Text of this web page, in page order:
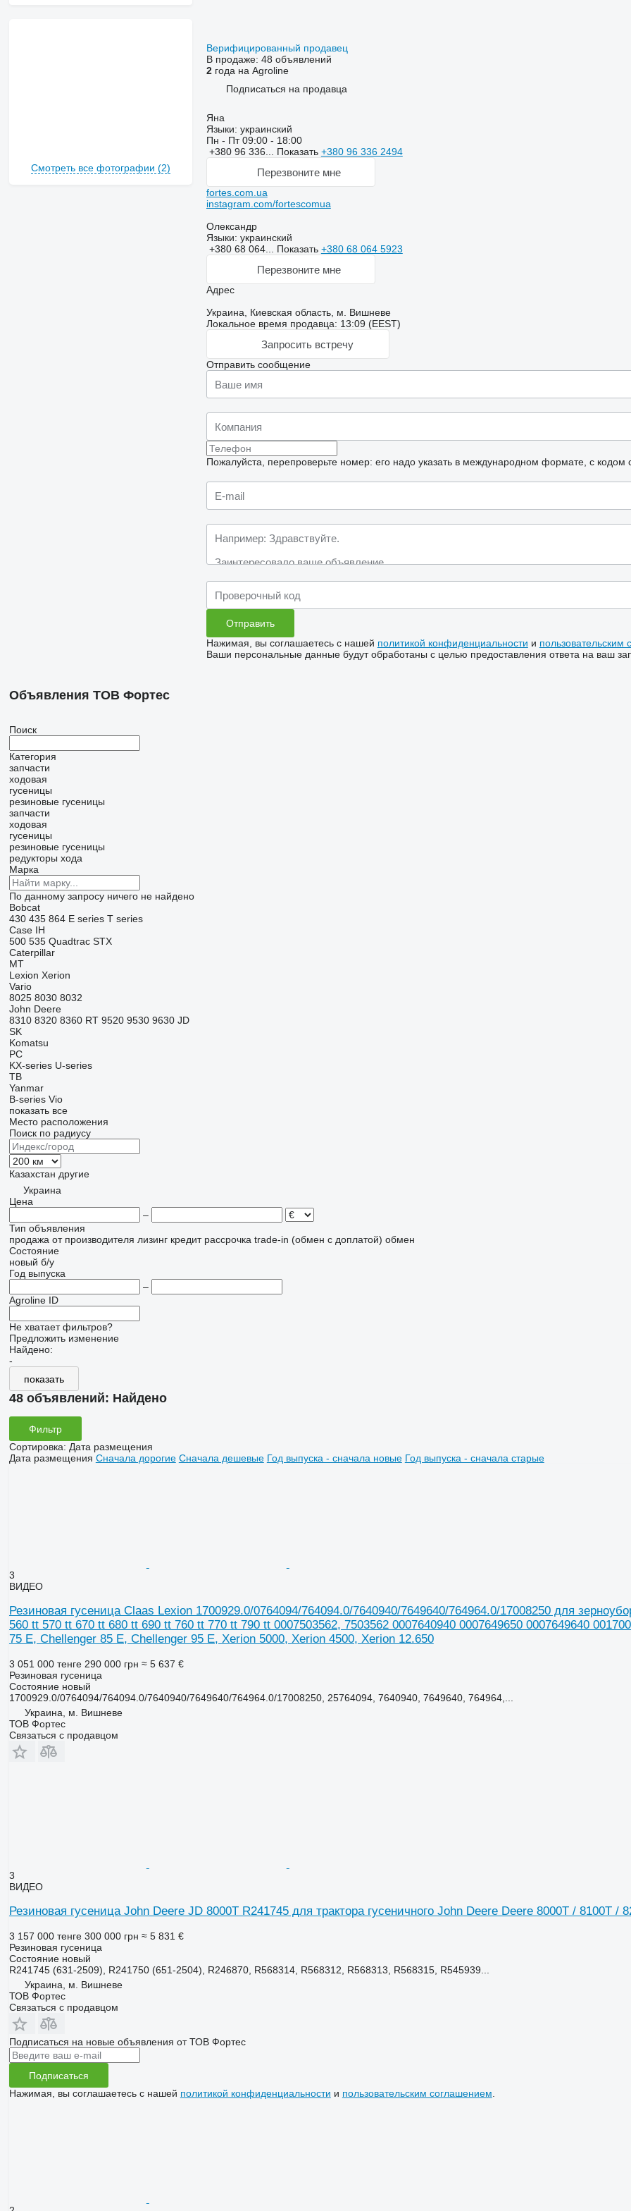
Смотреть все фотографии (2)
Верифицированный продавец
В продаже: 48 объявлений
2года на Agroline
Подписаться на продавца
Яна
Языки: украинский
Пн - Пт09:00 - 18:00
+380 96 336... Показать +380 96 336 2494
Перезвоните мне
fortes.com.ua
instagram.com/fortescomua
Олександр
Языки: украинский
+380 68 064... Показать +380 68 064 5923
Перезвоните мне
Адрес
Украина, Киевская область, м. Вишневе
Локальное время продавца: 13:09 (EEST)
Запросить встречу
Отправить сообщение
Пожалуйста, перепроверьте номер: его надо указать в международном формате, с кодом
Нажимая, вы соглашаетесь с нашей политикой конфиденциальности и пользовательским
Ваши персональные данные будут обработаны с целью предоставления ответа на ваш
Объявления ТОВ Фортес
Поиск
Категория
запчасти
ходовая
гусеницы
резиновые гусеницы
запчасти
ходовая
гусеницы
резиновые гусеницы
редукторы хода
Марка
По данному запросу ничего не найдено
Bobcat
430 435 864 E series T series
Case IH
500 535 Quadtrac STX
Caterpillar
MT
Lexion Xerion
Vario
8025 8030 8032
John Deere
8310 8320 8360 RT 9520 9530 9630 JD
SK
Komatsu
PC
KX-series U-series
TB
Yanmar
B-series Vio
показать все
Место расположения
Поиск по радиусу
Казахстан другие
Украина
Цена
–
Тип объявления
продажа от производителя лизинг кредит рассрочка trade-in (обмен с доплатой) обмен
Состояние
новый б/у
Год выпуска
–
Agroline ID
Не хватает фильтров?
Предложить изменение
Найдено:
-
показать
48 объявлений: Найдено
Фильтр
Сортировка: Дата размещения
Дата размещения Сначала дорогие Сначала дешевые Год выпуска - сначала новые Год выпуска - сначала старые
3
ВИДЕО
Резиновая гусеница Claas Lexion 1700929.0/0764094/764094.0/7640940/7649640/764964.0/17008250 для
560 tt 570 tt 670 tt 680 tt 690 tt 760 tt 770 tt 790 tt 0007503562, 7503562 0007640940 0007649650 0007649640
75 E, Chellenger 85 E, Chellenger 95 E, Xerion 5000, Xerion 4500, Xerion 12.650
3 051 000 тенге 290 000 грн ≈ 5 637 €
Резиновая гусеница
Состояниеновый
1700929.0/0764094/764094.0/7640940/7649640/764964.0/17008250, 25764094, 7640940, 7649640, 764964,...
Украина, м. Вишневе
ТОВ Фортес
Связаться с продавцом
3
ВИДЕО
Резиновая гусеница John Deere JD 8000T R241745 для трактора гусеничного John Deere Deere 8000T / 8100T /
3 157 000 тенге 300 000 грн ≈ 5 831 €
Резиновая гусеница
Состояниеновый
R241745 (631-2509), R241750 (651-2504), R246870, R568314, R568312, R568313, R568315, R545939...
Украина, м. Вишневе
ТОВ Фортес
Связаться с продавцом
Подписаться на новые объявления от ТОВ Фортес
Подписаться
Нажимая, вы соглашаетесь с нашей политикой конфиденциальности и пользовательским соглашением